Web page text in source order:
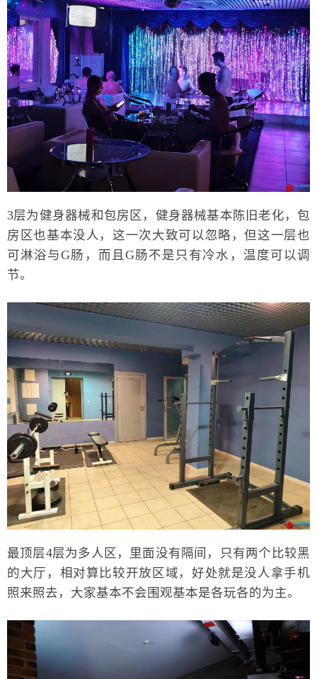
3层为健身器械和包房区，健身器械基本陈旧老化，包
房区也基本没人，这一次大致可以忽略，但这一层也
可淋浴与G肠，而且G肠不是只有冷水，温度可以调
节。
最顶层4层为多人区，里面没有隔间，只有两个比较黑
的大厅，相对算比较开放区域，好处就是没人拿手机
照来照去，大家基本不会围观基本是各玩各的为主。